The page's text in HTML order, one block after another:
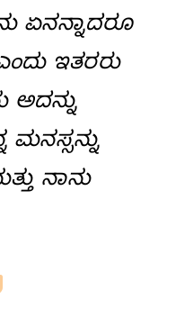
ಏನನ್ನಾದರೂ
ಇತರರು
ಅದನ್ನು
ಮನಸ್ಸನ್ನು
ನಾನು